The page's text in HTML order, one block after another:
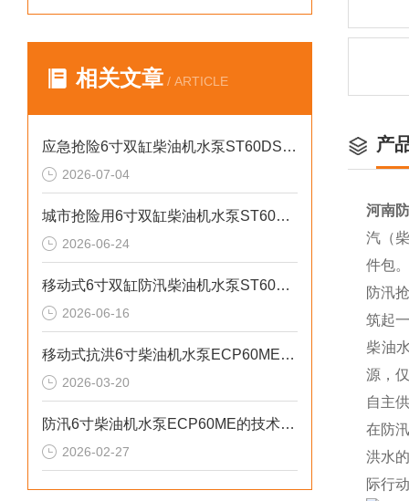
相关文章 / ARTICLE
应急抢险6寸双缸柴油机水泵ST60DS产品介绍
2026-07-04
城市抢险用6寸双缸柴油机水泵ST60DS产品介绍
2026-06-24
移动式6寸双缸防汛柴油机水泵ST60SD产品介绍
2026-06-16
移动式抗洪6寸柴油机水泵ECP60ME产品介绍
2026-03-20
防汛6寸柴油机水泵ECP60ME的技术参数
2026-02-27
产
河南
汽（
件包。
防汛
筑起
柴油
源，
自主
在防
洪水
际行